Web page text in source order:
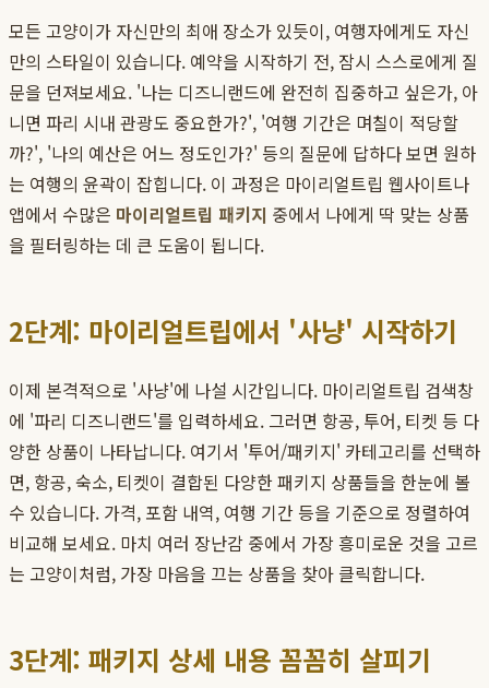
모든 고양이가 자신만의 최애 장소가 있듯이, 여행자에게도 자신
만의 스타일이 있습니다. 예약을 시작하기 전, 잠시 스스로에게 질
문을 던져보세요. '나는 디즈니랜드에 완전히 집중하고 싶은가, 아
니면 파리 시내 관광도 중요한가?', '여행 기간은 며칠이 적당할
까?', '나의 예산은 어느 정도인가?' 등의 질문에 답하다 보면 원하
는 여행의 윤곽이 잡힙니다. 이 과정은 마이리얼트립 웹사이트나
앱에서 수많은 마이리얼트립 패키지 중에서 나에게 딱 맞는 상품
을 필터링하는 데 큰 도움이 됩니다.
2단계: 마이리얼트립에서 '사냥' 시작하기
이제 본격적으로 '사냥'에 나설 시간입니다. 마이리얼트립 검색창
에 '파리 디즈니랜드'를 입력하세요. 그러면 항공, 투어, 티켓 등 다
양한 상품이 나타납니다. 여기서 '투어/패키지' 카테고리를 선택하
면, 항공, 숙소, 티켓이 결합된 다양한 패키지 상품들을 한눈에 볼
수 있습니다. 가격, 포함 내역, 여행 기간 등을 기준으로 정렬하여
비교해 보세요. 마치 여러 장난감 중에서 가장 흥미로운 것을 고르
는 고양이처럼, 가장 마음을 끄는 상품을 찾아 클릭합니다.
3단계: 패키지 상세 내용 꼼꼼히 살피기